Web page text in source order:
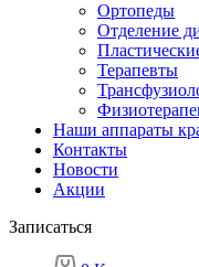
Ортопеды
Отделение
Терапевты
Наши аппараты
Контакты
Новости
Акции
Записаться